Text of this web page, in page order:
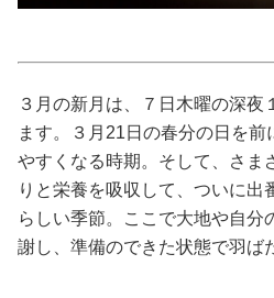
カルチャー/エンタメ
占い
性と愛
３月の新月は、７日木曜の深夜
ます。３月21日の春分の日を前
やすくなる時期。そして、さま
りと栄養を吸収して、ついに出
らしい季節。ここで大地や自分
謝し、準備のできた状態で羽ば